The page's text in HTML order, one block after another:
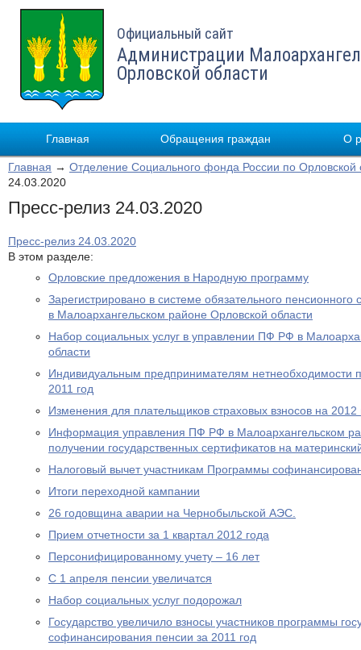
Официальный сайт
Администрации
Орловской области
Главная Обращения граждан О
Главная → Отделение Социального фонда России по Орловской
24.03.2020
Пресс-релиз 24.03.2020
Пресс-релиз 24.03.2020
В этом разделе:
Орловские предложения в Народную программу
Зарегистрировано в системе обязательного
в Малоархангельском районе Орловской области
Набор социальных услуг в управлении ПФ РФ в
области
Индивидуальным предпринимателям нетнеобходимости
2011 год
Изменения для плательщиков страховых взносов на 2012
Информация управления ПФ РФ в Малоархангельском
получении государственных сертификатов на
Налоговый вычет участникам Программы
Итоги переходной кампании
26 годовщина аварии на Чернобыльской АЭС.
Прием отчетности за 1 квартал 2012 года
Персонифицированному учету – 16 лет
С 1 апреля пенсии увеличатся
Набор социальных услуг подорожал
Государство увеличило взносы участников программы
софинансирования пенсии за 2011 год